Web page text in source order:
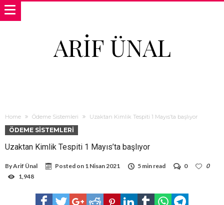
ARIF ÜNAL
Home Ödeme Sistemleri Uzaktan Kimlik Tespiti 1 Mayıs’ta başlıyor
ÖDEME SISTEMLERI
Uzaktan Kimlik Tespiti 1 Mayıs’ta başlıyor
ByArif Ünal Posted on 1 Nisan 2021 5 min read 0
0
1,948